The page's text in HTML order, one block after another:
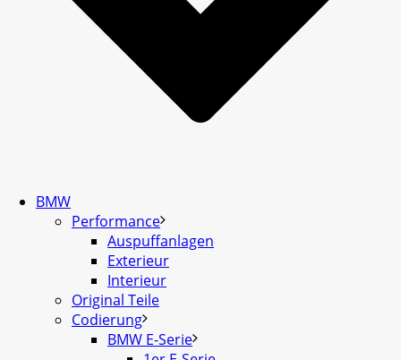
BMW
Performance
Auspuffanlagen
Exterieur
Interieur
Original Teile
Codierung
BMW E-Serie